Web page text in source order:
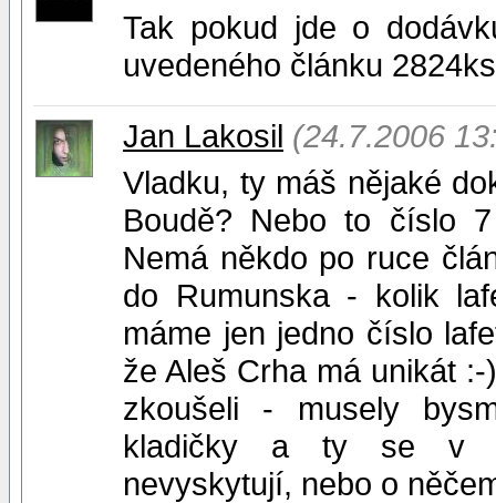
Tak pokud jde o
uvedeného článku
Jan Lakosil (24.7.2006
Vladku, ty máš nějaké
Boudě? Nebo to číslo
Nemá někdo po ruce
do Rumunska - kolik
máme jen jedno číslo
že Aleš Crha má unikát
zkoušeli - musely
kladičky a ty se v
nevyskytují, nebo o